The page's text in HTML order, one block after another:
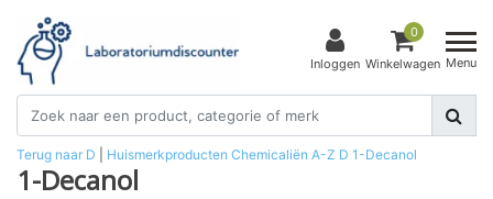
Inloggen
0
Winkelwagen Menu
Terug naar D Huismerkproducten Chemicaliën A-Z D 1-Decanol
1-Decanol